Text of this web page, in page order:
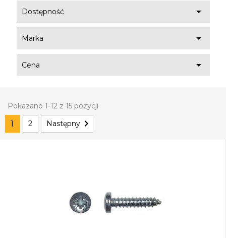
Dostępność 
Marka 
Cena 
Pokazano 1-12 z 15 pozycji
1 2 Następny 